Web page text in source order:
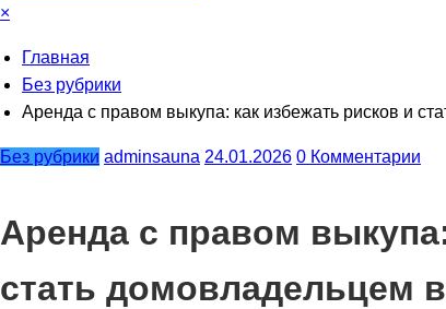
×
Главная
Без рубрики
Аренда с правом выкупа: как избежать рисков и
Без рубрики adminsauna 24.01.2026 0 Комментарии
Аренда с правом
стать домовладельцем